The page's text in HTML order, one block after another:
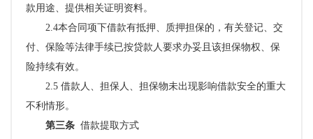
款用途、提供相关证明资料。
2.4本合同项下借款有抵押、质押担保的，有关登记、交
付、保险等法律手续已按贷款人要求办妥且该担保物权、保
险持续有效。
2.5 借款人、担保人、担保物未出现影响借款安全的重大
不利情形。
第三条 借款提取方式